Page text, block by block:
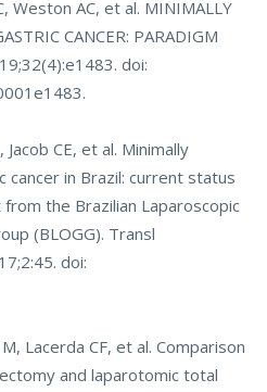
Weston AC, et al. MINIMALLY
CANCER: PARADIGM
doi:
CE, et al. Minimally
in Brazil: current status
the Brazilian Laparoscopic
(BLOGG). Transl
doi:
Lacerda CF, et al. Comparison
and laparotomic total